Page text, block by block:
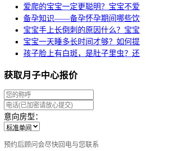
爱爬的宝宝一定更聪明？宝宝不爱
备孕知识——备孕怀孕期间哪些饮
宝宝手上长倒刺的原因什么？宝宝
宝宝一天睡多长时间才够？如何提
孩子脸上有白斑，是肚子里虫？还
获取月子中心报价
意向房型：
预约后顾问会尽快回电与您联系